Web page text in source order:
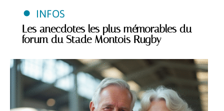
INFOS
Les anecdotes les plus mémorables du
forum du Stade Montois Rugby